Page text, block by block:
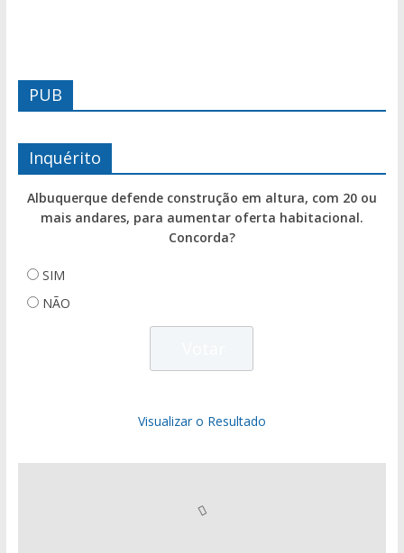
PUB
Inquérito
Albuquerque defende construção em altura, com 20 ou
mais andares, para aumentar oferta habitacional.
Concorda?
SIM
NÃO
Visualizar o Resultado